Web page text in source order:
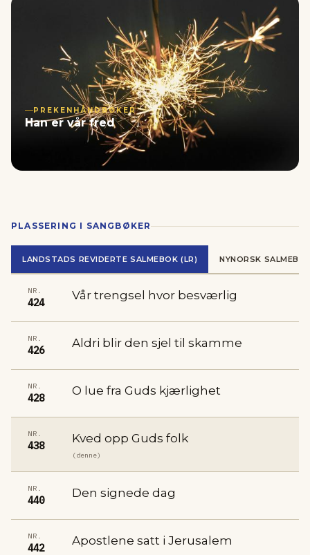
PREKENHÅNDBØKER
Han er vår fred
PLASSERING I SANGBØKER
LANDSTADS REVIDERTE SALMEBOK (LR) NYNORSK
NR.
424
Vår trengsel hvor besværlig
NR.
426
Aldri blir den sjel til skamme
NR.
428
O lue fra Guds kjærlighet
NR.
438
Kved opp Guds folk
(denne)
NR.
440
Den signede dag
NR.
442
Apostlene satt i Jerusalem